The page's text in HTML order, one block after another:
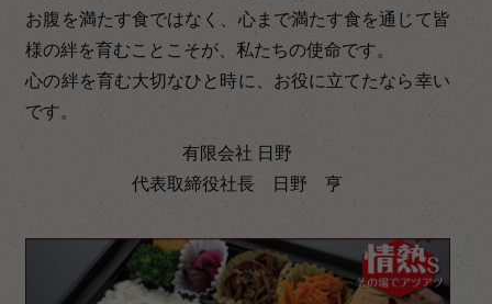
お腹を満たす食ではなく、心まで満たす食を通じて皆
様の絆を育むことこそが、私たちの使命です。
心の絆を育む大切なひと時に、お役に立てたなら幸い
です。
有限会社 日野
代表取締役社長 日野 亨